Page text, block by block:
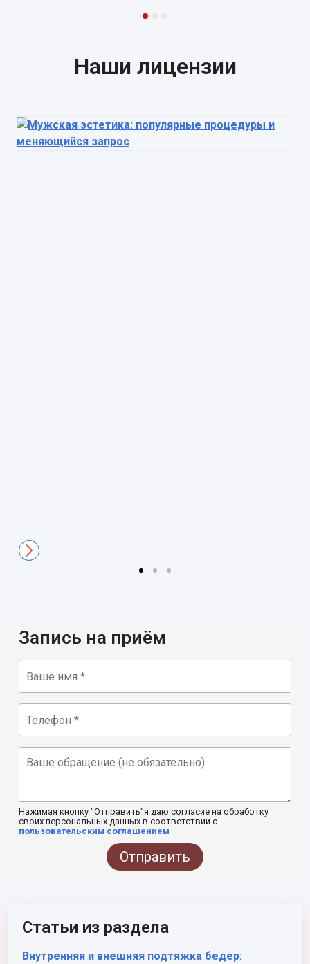
Наши лицензии
Запись на приём
Нажимая кнопку "Отправить"я даю согласие на обработку
своих персональных данных в соответствии с
пользовательским соглашением
Отправить
Статьи из раздела
Внутренняя и внешняя подтяжка бедер: